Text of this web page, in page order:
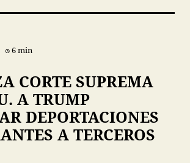
6 min
CORTE SUPREMA
A TRUMP
DEPORTACIONES
A TERCEROS